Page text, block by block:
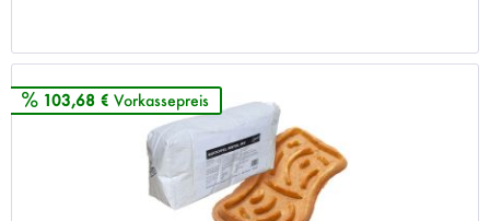
103,68 € Vorkassepreis